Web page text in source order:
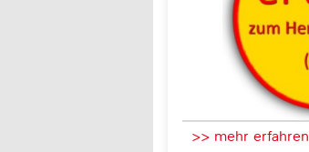
>> mehr erfahren